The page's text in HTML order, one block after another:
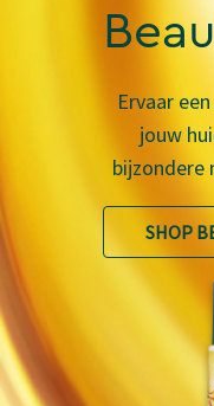
Ervaar
jouw
bijzondere
SHOP